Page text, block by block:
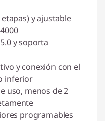
y ajustable
y soporta
y conexión con el
inferior
uso, menos de 2
programables